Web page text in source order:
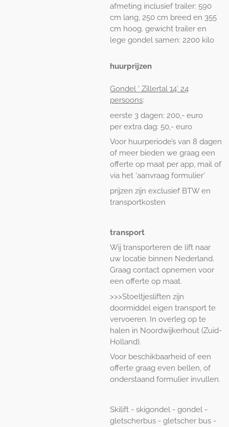
afmeting inclusief trailer: 590
cm lang, 250 cm breed en 355
cm hoog. gewicht trailer en
lege gondel samen: 2200 kilo
huurprijzen
Gondel ‘ Zillertal 14’ 24
persoons:
eerste 3 dagen: 200,- euro
per extra dag: 50,- euro
Voor huurperiode’s van 8 dagen
of meer bieden we graag een
offerte op maat per app, mail of
via het 'aanvraag formulier'
prijzen zijn exclusief BTW en
transportkosten
transport
Wij transporteren de lift naar
uw locatie binnen Nederland.
Graag contact opnemen voor
een offerte op maat.
>>>Stoeltjesliften zijn
doormiddel eigen transport te
vervoeren. In overleg op te
halen in Noordwijkerhout (Zuid-
Holland).
Voor beschikbaarheid of een
offerte graag even bellen, of
onderstaand formulier invullen.
Skilift - skigondel - gondel -
gletscherbus - gletscher bus -